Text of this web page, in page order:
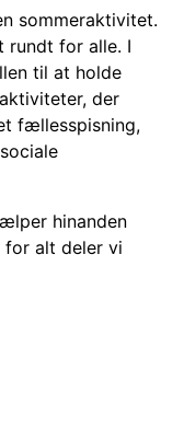
sommeraktivitet.
rundt for alle. I
til at holde
der
fællesspisning,
hinanden
for alt deler vi